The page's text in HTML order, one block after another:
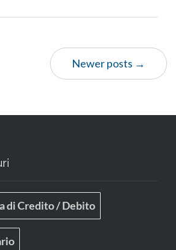
Newer posts →
di Credito / Debito